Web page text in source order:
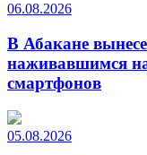
06.08.2026
В Абакане
наживавшимся
смартфонов
05.08.2026